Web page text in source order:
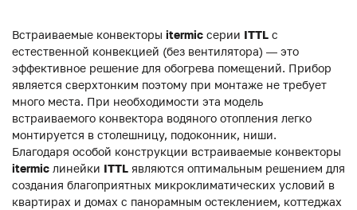
Встраиваемые конвекторы itermic серии ITTL с
естественной конвекцией (без вентилятора) — это
эффективное решение для обогрева помещений. Прибор
является сверхтонким поэтому при монтаже не требует
много места. При необходимости эта модель
встраиваемого конвектора водяного отопления легко
монтируется в столешницу, подоконник, ниши.
Благодаря особой конструкции встраиваемые конвекторы
itermic линейки ITTL являются оптимальным решением для
создания благоприятных микроклиматических условий в
квартирах и домах с панорамным остеклением, коттеджах